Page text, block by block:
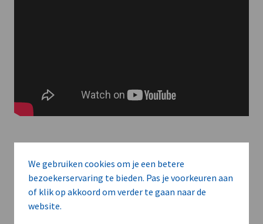
We gebruiken cookies om je een betere
bezoekerservaring te bieden. Pas je voorkeuren aan
of klik op akkoord om verder te gaan naar de
website.
Meer context. Dieper begrip.
Artikels zoals deze brengen het nieuws.